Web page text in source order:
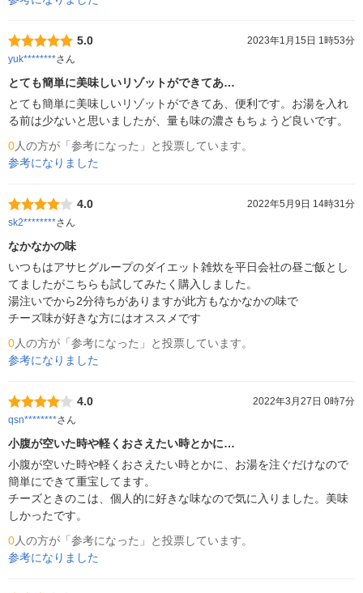
5.0
2023年1月15日 1時53分
yuk********さん
とても簡単に美味しいリゾットができてあ…
とても簡単に美味しいリゾットができてあ、便利です。お湯を入れ
る前は少ないと思いましたが、量も味の濃さもちょうど良いです。
0人の方が「参考になった」と投票しています。
参考になりました
4.0
2022年5月9日 14時31分
sk2********さん
なかなかの味
いつもはアサヒグループのダイエット雑炊を平日会社の昼ご飯とし
てましたがこちらも試してみたく購入しました。
湯注いでから2分待ちがありますが此方もなかなかの味で
チーズ味が好きな方にはオススメです
0人の方が「参考になった」と投票しています。
参考になりました
4.0
2022年3月27日 0時7分
qsn********さん
小腹が空いた時や軽くおさえたい時とかに…
小腹が空いた時や軽くおさえたい時とかに、お湯を注ぐだけなので
簡単にできて重宝してます。
チーズときのこは、個人的に好きな味なので気に入りました。美味
しかったです。
0人の方が「参考になった」と投票しています。
参考になりました